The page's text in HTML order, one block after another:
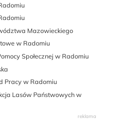
Mazowieckiego
w Radomiu
Społecznej w Radomiu
Pracy w Radomiu
Lasów Państwowych w